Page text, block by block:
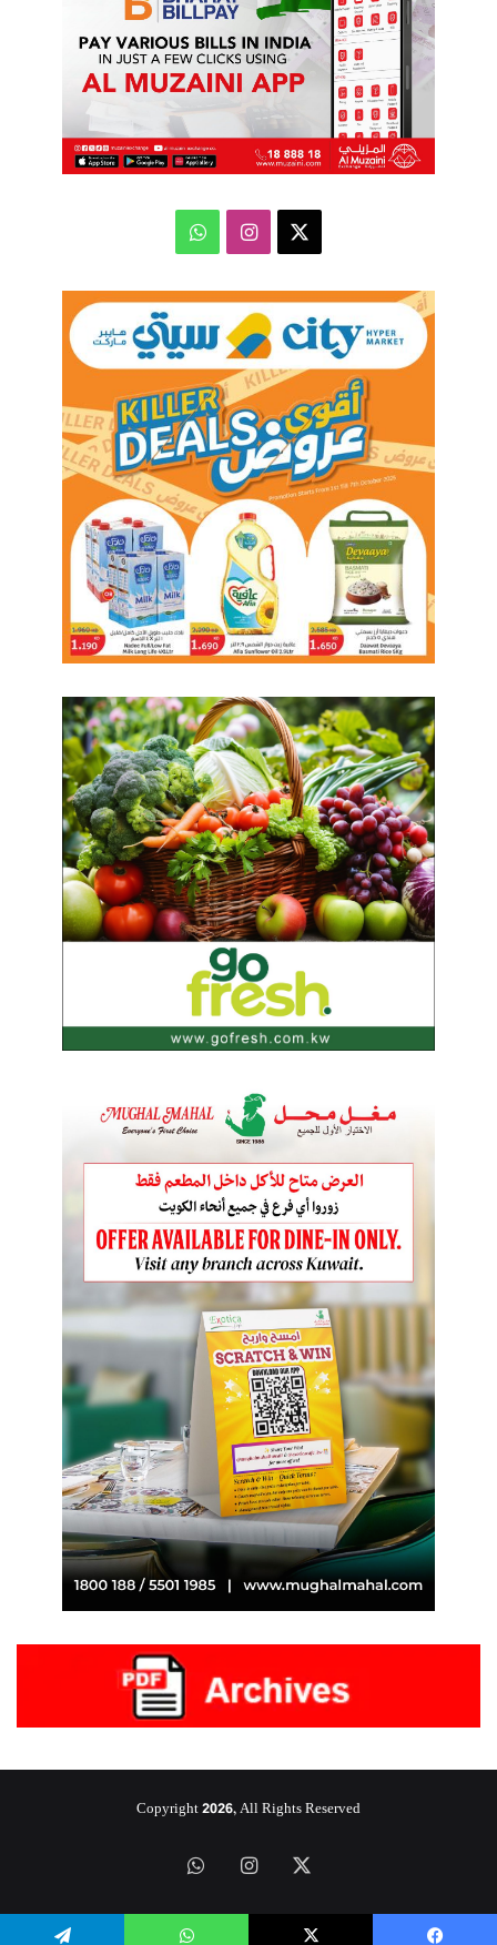
انستقرامواتساب
Copyright 2026, All Rights Reserved
انستقرامواتساب